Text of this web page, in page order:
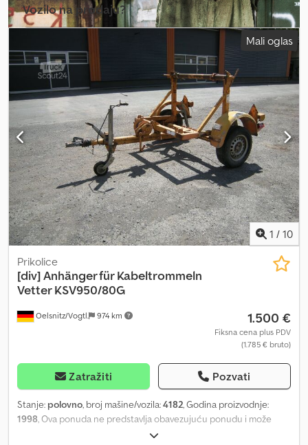
Vozilo na prodaju?
Mali oglas
1 / 10
Oelsnitz/Vogtl. 974 km
Prikolice
[div]Anhänger für Kabeltrommeln
Vetter KSV950/80G
1.500 €
Fiksna cena plus PDV
(1.785 € bruto)
Zatražiti Pozvati
Stanje: polovno, broj mašine/vozila:4182, Godina proizvodnje:
1998, Ova ponuda ne predstavlja obavezujuću ponudu i može
sadržati greške. Ne daje se garancija za sve navedene podatke.